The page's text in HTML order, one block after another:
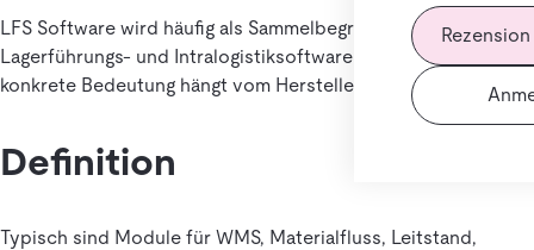
LFS Software wird häufig als Sammelbegriff für
Lagerführungs- und Intralogistiksoftware genutzt. Die
konkrete Bedeutung hängt vom Herstellerkontext ab.
Definition
Typisch sind Module für WMS, Materialfluss, Leitstand,